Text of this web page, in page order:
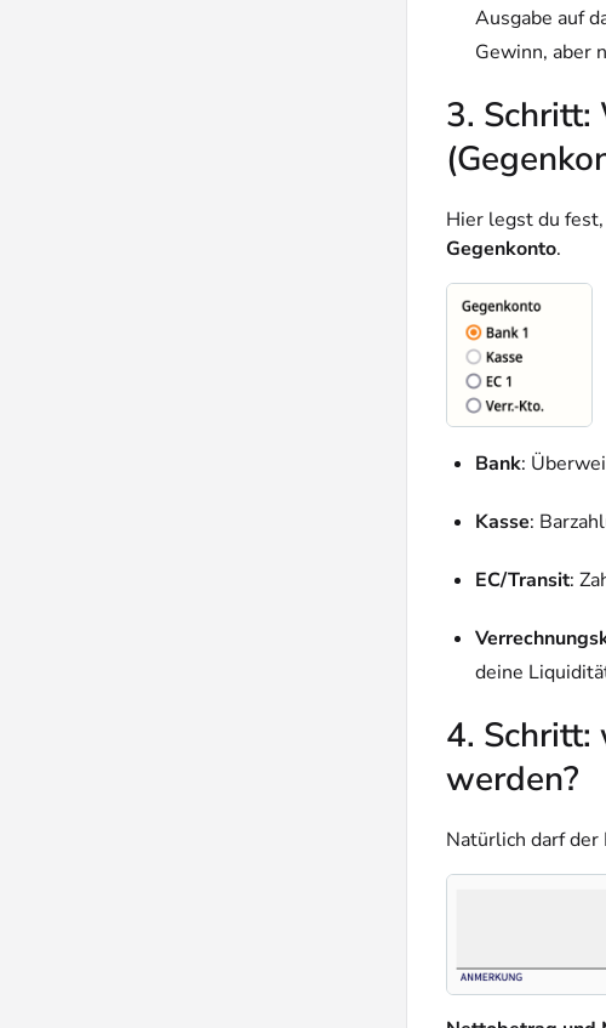
Ausgabe auf
Gewinn, aber
3.
Hier legst du
Gegenkonto.
Bank:
Kasse:
EC/Transit:
deine
4. Schritt:
werden?
Natürlich darf